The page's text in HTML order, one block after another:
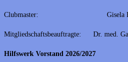
Clubmaster: Gisela
Mitgliedschaftsbeauftragte: Dr. med.
Hilfswerk Vorstand 2026/2027